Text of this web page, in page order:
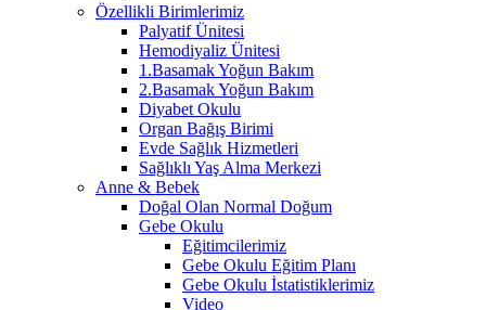
Özellikli Birimlerimiz
Palyatif Ünitesi
Hemodiyaliz Ünitesi
1.Basamak Yoğun Bakım
2.Basamak Yoğun Bakım
Diyabet Okulu
Organ Bağış Birimi
Evde Sağlık Hizmetleri
Sağlıklı Yaş Alma Merkezi
Anne & Bebek
Doğal Olan Normal Doğum
Gebe Okulu
Eğitimcilerimiz
Gebe Okulu Eğitim Planı
Gebe Okulu İstatistiklerimiz
Video